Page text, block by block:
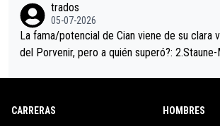
trados
05-07-2026
La fama/potencial de Cian viene de su clara
del Porvenir, pero a quién superó?:
8.Lenny Martinez (Bahrein), 9. Van Belle
CARRERAS HOMBRES